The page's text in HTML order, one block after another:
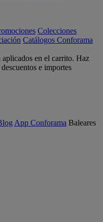
Colecciones
Catálogos Conforama
en el carrito. Haz
e importes
App Conforama Baleares